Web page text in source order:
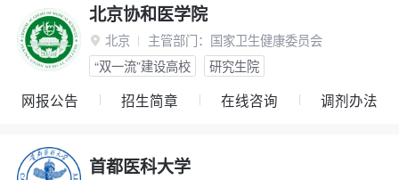
北京协和医学院
 北京 主管部门： 国家卫生健康委员会
“双一流”建设高校
研究生院
网报公告 招生简章 在线咨询 调剂办法
首都医科大学